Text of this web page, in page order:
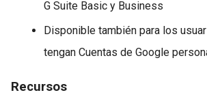
G Suite Basic y Business
Disponible también para los
tengan Cuentas de Google
Recursos